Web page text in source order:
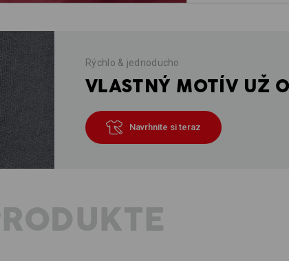
Rýchlo & jednoducho
VLASTNÝ MOTÍV UŽ
Navrhnite si teraz